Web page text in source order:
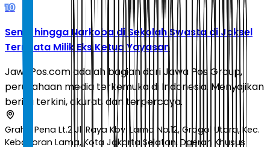
10
Senpi hingga Narkoba di Sekolah Swasta di Jaksel
Ternyata Milik Eks Ketua Yayasan
JawaPos.com adalah bagian dari Jawa Pos Group,
perusahaan media terkemuka di Indonesia. Menyajikan
berita terkini, akurat, dan terpercaya.
Graha Pena Lt.2 Jl. Raya Kby. Lama No.12, Grogol Utara, Kec.
Kebayoran Lama, Kota Jakarta Selatan, Daerah Khusus